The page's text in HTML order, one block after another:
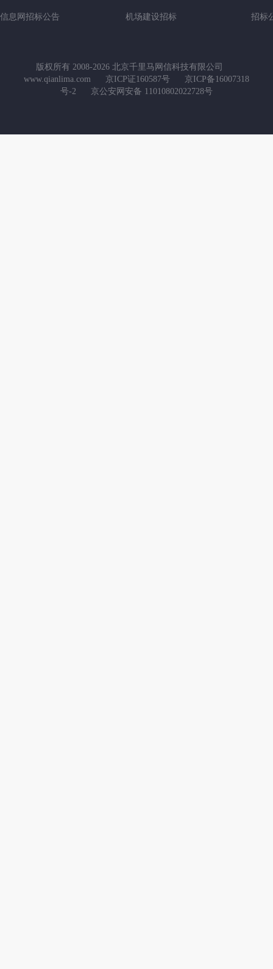
信息网招标公告 机场建设招标 招标
版权所有 2008-2026 北京千里马网信科技有限公司
www.qianlima.com
京ICP证160587号
京ICP备16007318
号-2
京公安网安备 11010802022728号